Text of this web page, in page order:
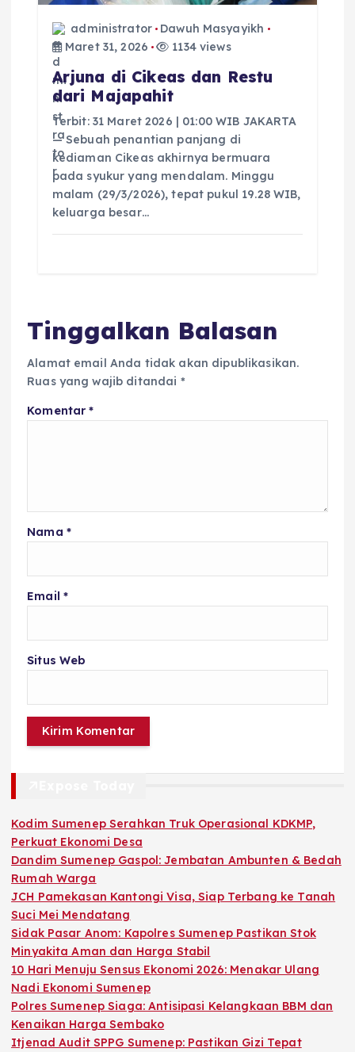
administrator
Dawuh Masyayikh
Maret 31, 2026
1134 views
Arjuna di Cikeas dan Restu
dari Majapahit
Terbit: 31 Maret 2026 | 01:00 WIB JAKARTA
— Sebuah penantian panjang di
kediaman Cikeas akhirnya bermuara
pada syukur yang mendalam. Minggu
malam (29/3/2026), tepat pukul 19.28 WIB,
keluarga besar…
Tinggalkan Balasan
Alamat email Anda tidak akan dipublikasikan.
Ruas yang wajib ditandai *
Komentar*
Nama *
Email *
Situs Web
Kodim Sumenep Serahkan Truk Operasional KDKMP,
Perkuat Ekonomi Desa
Dandim Sumenep Gaspol: Jembatan Ambunten & Bedah
Rumah Warga
JCH Pamekasan Kantongi Visa, Siap Terbang ke Tanah
Suci Mei Mendatang
Sidak Pasar Anom: Kapolres Sumenep Pastikan Stok
Minyakita Aman dan Harga Stabil
10 Hari Menuju Sensus Ekonomi 2026: Menakar Ulang
Nadi Ekonomi Sumenep
Polres Sumenep Siaga: Antisipasi Kelangkaan BBM dan
Kenaikan Harga Sembako
Itjenad Audit SPPG Sumenep: Pastikan Gizi Tepat